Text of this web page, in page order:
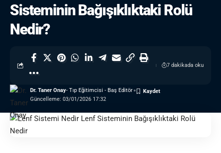
Sisteminin Bağışıklıktaki Rolü
Nedir?
Güncelleme: 03/01/2026 17:32
Dr. Taner Onay- Tıp Eğitimcisi - Baş Editör
7 dakikada oku